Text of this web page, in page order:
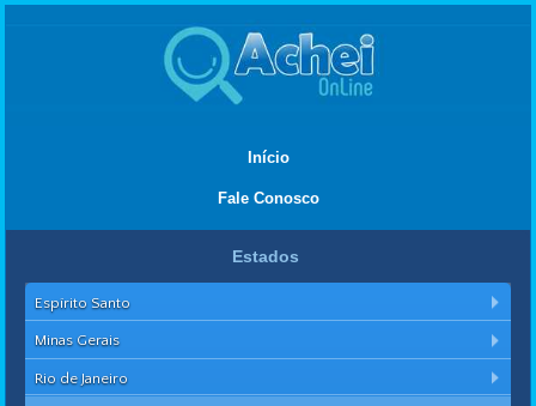
Início
Fale Conosco
Estados
Espírito Santo
Minas Gerais
Rio de Janeiro